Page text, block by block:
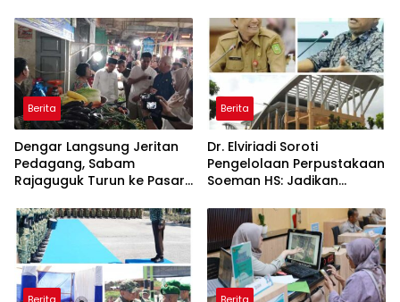
Kembali Diakui
Berita
Dengar Langsung Jeritan
Pedagang, Sabam
Rajaguguk Turun ke Pasar
Berita
Dr. Elviriadi Soroti
Pengelolaan Perpustakaan
Soeman HS: Jadikan
Kawah Candradimuka
Intelektual